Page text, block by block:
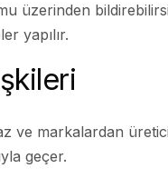
üzerinden
yapılır.
ve markalardan
geçer.